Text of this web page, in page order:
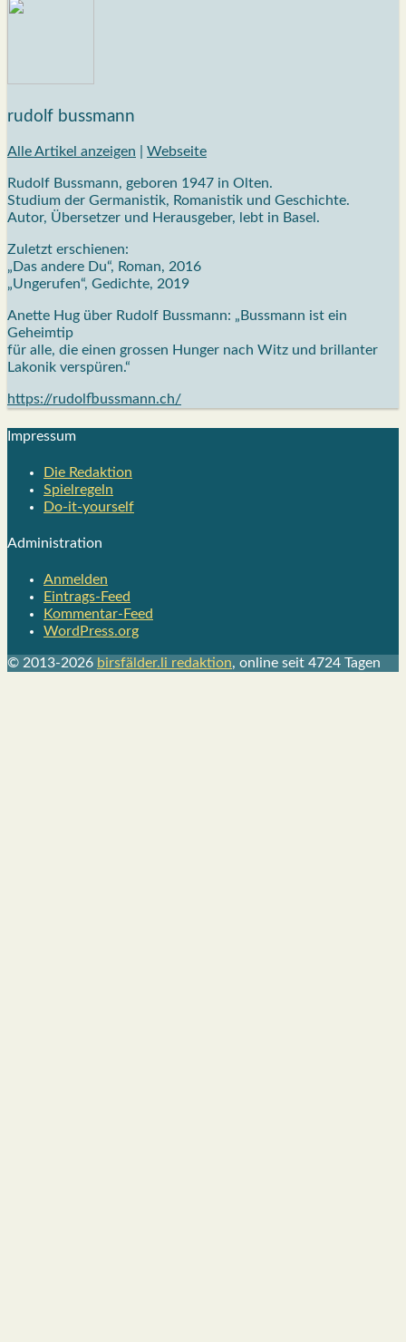
rudolf bussmann
Alle Artikel anzeigen Webseite
Rudolf Bussmann, geboren 1947 in Olten.
Studium der Germanistik, Romanistik und Geschichte.
Autor, Übersetzer und Herausgeber, lebt in Basel.
Zuletzt erschienen:
„Das andere Du“, Roman, 2016
„Ungerufen“, Gedichte, 2019
Anette Hug über Rudolf Bussmann: „Bussmann ist ein
Geheimtip
für alle, die einen grossen Hunger nach Witz und brillanter
Lakonik verspüren.“
https://rudolfbussmann.ch/
Impres­sum
Die Redak­ti­on
Spiel­re­geln
Do-it-your­s­elf
Admi­nis­tra­ti­on
Anmelden
Eintrags-Feed
Kommentar-Feed
WordPress.org
© 2013-2026 birsfälder.li redaktion, online seit 4724 Tagen